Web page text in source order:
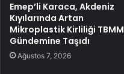
Emep’li Karaca, Akdeniz
Kıyılarında Artan
Mikroplastik Kirliliği TBMM
Gündemine Taşıdı
Ağustos 7, 2026